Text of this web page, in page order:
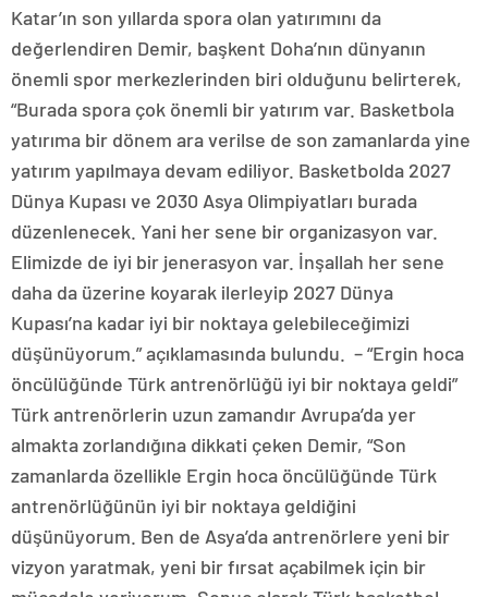
Katar’ın son yıllarda spora olan yatırımını da
değerlendiren Demir, başkent Doha’nın dünyanın
önemli spor merkezlerinden biri olduğunu belirterek,
“Burada spora çok önemli bir yatırım var. Basketbola
yatırıma bir dönem ara verilse de son zamanlarda yine
yatırım yapılmaya devam ediliyor. Basketbolda 2027
Dünya Kupası ve 2030 Asya Olimpiyatları burada
düzenlenecek. Yani her sene bir organizasyon var.
Elimizde de iyi bir jenerasyon var. İnşallah her sene
daha da üzerine koyarak ilerleyip 2027 Dünya
Kupası’na kadar iyi bir noktaya gelebileceğimizi
düşünüyorum.” açıklamasında bulundu. – “Ergin hoca
öncülüğünde Türk antrenörlüğü iyi bir noktaya geldi”
Türk antrenörlerin uzun zamandır Avrupa’da yer
almakta zorlandığına dikkati çeken Demir, “Son
zamanlarda özellikle Ergin hoca öncülüğünde Türk
antrenörlüğünün iyi bir noktaya geldiğini
düşünüyorum. Ben de Asya’da antrenörlere yeni bir
vizyon yaratmak, yeni bir fırsat açabilmek için bir